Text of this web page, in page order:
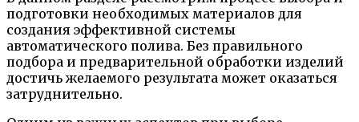
подготовки необходимых материалов для
создания эффективной системы
автоматического полива. Без правильного
подбора и предварительной обработки изделий
достичь желаемого результата может оказаться
затруднительно.